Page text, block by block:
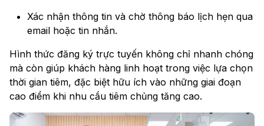
Xác nhận thông tin và chờ thông báo lịch hẹn qua
email hoặc tin nhắn.
Hình thức đăng ký trực tuyến không chỉ nhanh chóng
mà còn giúp khách hàng linh hoạt trong việc lựa chọn
thời gian tiêm, đặc biệt hữu ích vào những giai đoạn
cao điểm khi nhu cầu tiêm chủng tăng cao.